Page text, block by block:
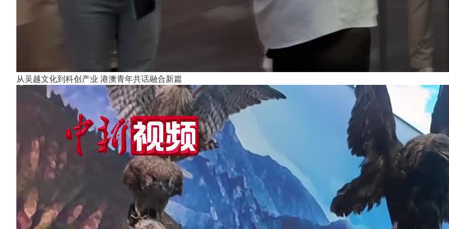
从吴越文化到科创产业 港澳青年共话融合新篇